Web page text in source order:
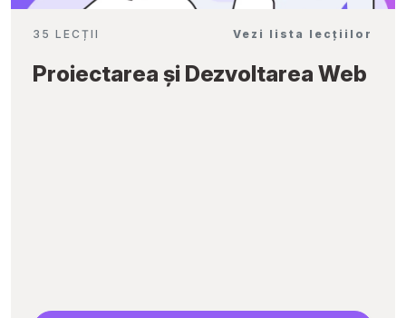
35 LECȚII Vezi lista lecțiilor
Proiectarea și Dezvoltarea Web